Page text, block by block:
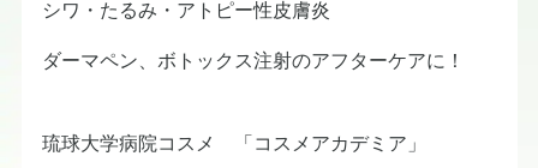
シワ・たるみ・アトピー性皮膚炎
ダーマペン、ボトックス注射のアフターケアに！
琉球大学病院コスメ 「コスメアカデミア」